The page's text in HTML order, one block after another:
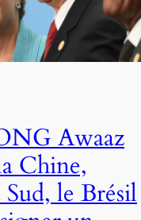
Awaaz
Chine,
le Brésil